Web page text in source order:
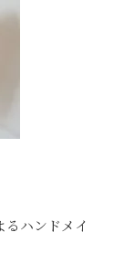
ハンドメイ